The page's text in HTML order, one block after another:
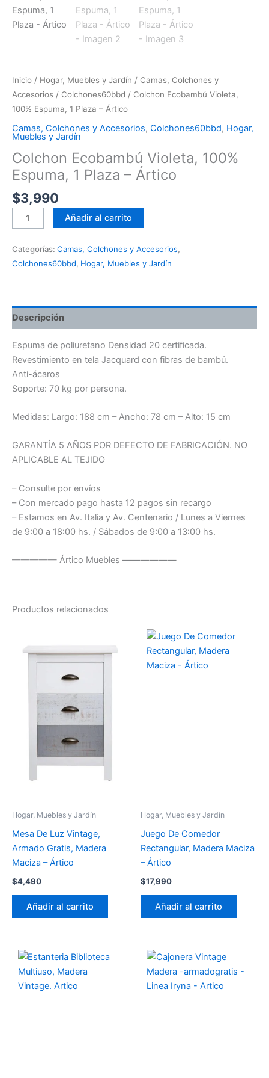
Inicio / Hogar, Muebles y Jardín / Camas, Colchones y
Accesorios / Colchones60bbd / Colchon Ecobambú Violeta,
100% Espuma, 1 Plaza – Ártico
Camas, Colchones y Accesorios, Colchones60bbd, Hogar,
Muebles y Jardín
Colchon Ecobambú Violeta, 100%
Espuma, 1 Plaza – Ártico
$3,990
Añadir al carrito
Categorías: Camas, Colchones y Accesorios,
Colchones60bbd, Hogar, Muebles y Jardín
Descripción
Espuma de poliuretano Densidad 20 certificada.
Revestimiento en tela Jacquard con fibras de bambú.
Anti-ácaros
Soporte: 70 kg por persona.
Medidas: Largo: 188 cm – Ancho: 78 cm – Alto: 15 cm
GARANTÍA 5 AÑOS POR DEFECTO DE FABRICACIÓN. NO
APLICABLE AL TEJIDO
– Consulte por envíos
– Con mercado pago hasta 12 pagos sin recargo
– Estamos en Av. Italia y Av. Centenario / Lunes a Viernes
de 9:00 a 18:00 hs. / Sábados de 9:00 a 13:00 hs.
————— Ártico Muebles ——————
Productos relacionados
Hogar, Muebles y Jardín
Mesa De Luz Vintage,
Armado Gratis, Madera
Maciza – Ártico
$4,490
Añadir al carrito
Hogar, Muebles y Jardín
Juego De Comedor
Rectangular, Madera Maciza
– Ártico
$17,990
Añadir al carrito